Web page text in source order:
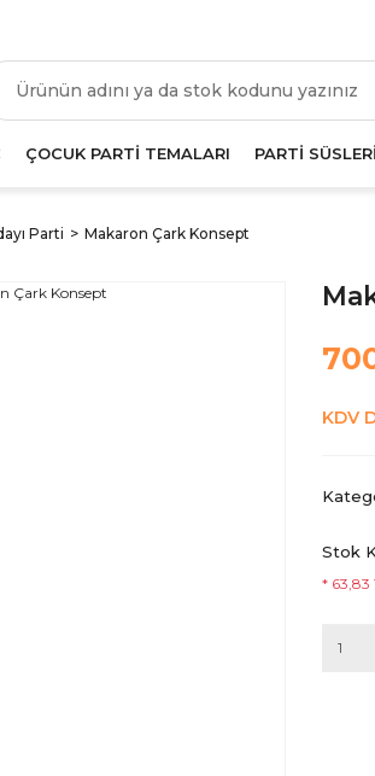
ÇOCUK PARTİ TEMALARI PARTİ SÜSLERİ
Parti Makaron Çark Konsept
KDV
Stok
* 63,83